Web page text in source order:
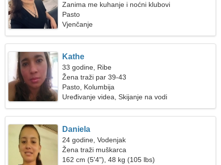
Zanima me kuhanje i noćni klubovi
Pasto
Vjenčanje
Kathe
33 godine, Ribe
Žena traži par 39-43
Pasto, Kolumbija
Uređivanje videa, Skijanje na vodi
Daniela
24 godine, Vodenjak
Žena traži muškarca
162 cm (5'4"), 48 kg (105 lbs)